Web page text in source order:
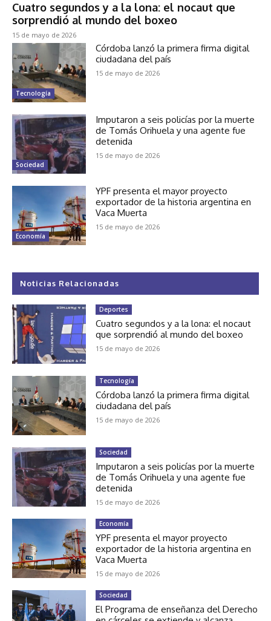
Cuatro segundos y a la lona: el nocaut que
sorprendió al mundo del boxeo
15 de mayo de 2026
Tecnología
Córdoba lanzó la primera firma digital
ciudadana del país
15 de mayo de 2026
Sociedad
Imputaron a seis policías por la muerte
de Tomás Orihuela y una agente fue
detenida
15 de mayo de 2026
Economía
YPF presenta el mayor proyecto
exportador de la historia argentina en
Vaca Muerta
15 de mayo de 2026
Noticias Relacionadas
Deportes
Cuatro segundos y a la lona: el nocaut
que sorprendió al mundo del boxeo
15 de mayo de 2026
Tecnología
Córdoba lanzó la primera firma digital
ciudadana del país
15 de mayo de 2026
Sociedad
Imputaron a seis policías por la muerte
de Tomás Orihuela y una agente fue
detenida
15 de mayo de 2026
Economía
YPF presenta el mayor proyecto
exportador de la historia argentina en
Vaca Muerta
15 de mayo de 2026
Sociedad
El Programa de enseñanza del Derecho